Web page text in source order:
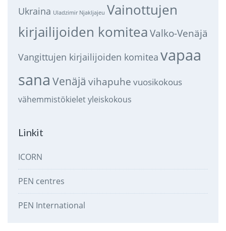
Ukraina Uladzimir Njakljajeu Vainottujen
kirjailijoiden komitea Valko-Venäjä
Vangittujen kirjailijoiden komitea vapaa
sana Venäjä vihapuhe vuosikokous
vähemmistökieletyleiskokous
Linkit
ICORN
PEN centres
PEN International